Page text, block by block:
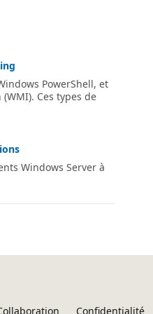
PowerShell, et
Ces types de
Windows Server à
Confidentialité